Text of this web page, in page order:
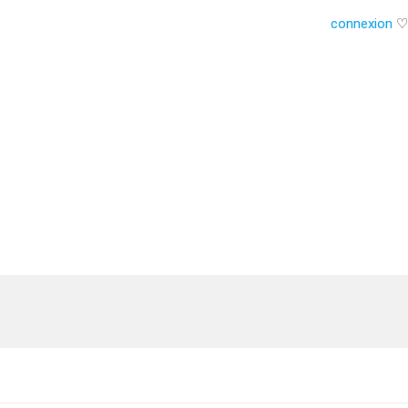
connexion ♡